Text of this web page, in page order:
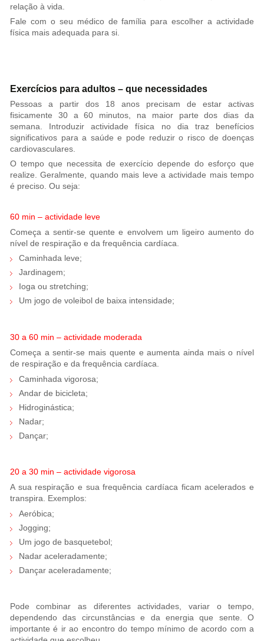
relação à vida.
Fale com o seu médico de família para escolher a actividade
física mais adequada para si.
Exercícios para adultos – que necessidades
Pessoas a partir dos 18 anos precisam de estar activas
fisicamente 30 a 60 minutos, na maior parte dos dias da
semana. Introduzir actividade física no dia traz benefícios
significativos para a saúde e pode reduzir o risco de doenças
cardiovasculares.
O tempo que necessita de exercício depende do esforço que
realize. Geralmente, quando mais leve a actividade mais tempo
é preciso. Ou seja:
60 min – actividade leve
Começa a sentir-se quente e envolvem um ligeiro aumento do
nível de respiração e da frequência cardíaca.
Caminhada leve;
Jardinagem;
Ioga ou stretching;
Um jogo de voleibol de baixa intensidade;
30 a 60 min – actividade moderada
Começa a sentir-se mais quente e aumenta ainda mais o nível
de respiração e da frequência cardíaca.
Caminhada vigorosa;
Andar de bicicleta;
Hidroginástica;
Nadar;
Dançar;
20 a 30 min – actividade vigorosa
A sua respiração e sua frequência cardíaca ficam acelerados e
transpira. Exemplos:
Aeróbica;
Jogging;
Um jogo de basquetebol;
Nadar aceleradamente;
Dançar aceleradamente;
Pode combinar as diferentes actividades, variar o tempo,
dependendo das circunstâncias e da energia que sente. O
importante é ir ao encontro do tempo mínimo de acordo com a